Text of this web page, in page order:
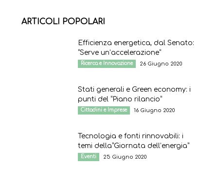
ARTICOLI POPOLARI
Efficienza energetica, dal Senato:
“Serve un’accelerazione”
Ricerca e Innovazione 26 Giugno 2020
Stati generali e Green economy: i
punti del “Piano rilancio”
Cittadini e Imprese 16 Giugno 2020
Tecnologia e fonti rinnovabili: i
temi della”Giornata dell’energia”
Eventi 25 Giugno 2020